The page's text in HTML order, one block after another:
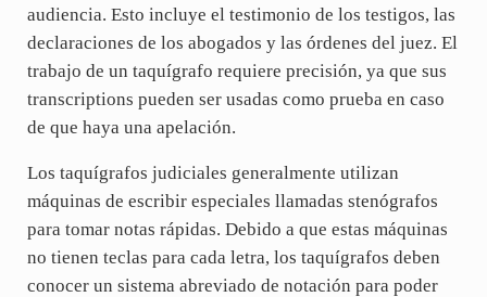
audiencia. Esto incluye el testimonio de los testigos, las
declaraciones de los abogados y las órdenes del juez. El
trabajo de un taquígrafo requiere precisión, ya que sus
transcriptions pueden ser usadas como prueba en caso
de que haya una apelación.
Los taquígrafos judiciales generalmente utilizan
máquinas de escribir especiales llamadas stenógrafos
para tomar notas rápidas. Debido a que estas máquinas
no tienen teclas para cada letra, los taquígrafos deben
conocer un sistema abreviado de notación para poder